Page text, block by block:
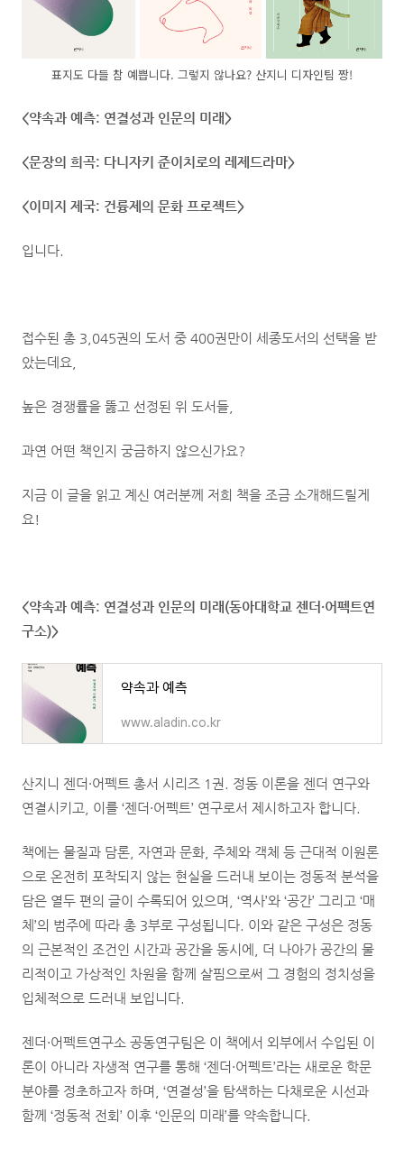
표지도 다들 참 예쁩니다. 그렇지 않나요? 산지니 디자인팀 짱!
<약속과 예측: 연결성과 인문의 미래>
<문장의 희곡: 다니자키 준이치로의 레제드라마>
<이미지 제국: 건륭제의 문화 프로젝트>
입니다.
접수된 총 3,045권의 도서 중 400권만이 세종도서의 선택을 받
았는데요,
높은 경쟁률을 뚫고 선정된 위 도서들,
과연 어떤 책인지 궁금하지 않으신가요?
지금 이 글을 읽고 계신 여러분께 저희 책을 조금 소개해드릴게
요!
<약속과 예측: 연결성과 인문의 미래(동아대학교 젠더·어펙트연
구소)>
약속과 예측
www.aladin.co.kr
산지니 젠더·어펙트 총서 시리즈 1권. 정동 이론을 젠더 연구와
연결시키고, 이를 ‘젠더·어펙트’ 연구로서 제시하고자 합니다.
책에는 물질과 담론, 자연과 문화, 주체와 객체 등 근대적 이원론
으로 온전히 포착되지 않는 현실을 드러내 보이는 정동적 분석을
담은 열두 편의 글이 수록되어 있으며, ‘역사’와 ‘공간’ 그리고 ‘매
체’의 범주에 따라 총 3부로 구성됩니다. 이와 같은 구성은 정동
의 근본적인 조건인 시간과 공간을 동시에, 더 나아가 공간의 물
리적이고 가상적인 차원을 함께 살핌으로써 그 경험의 정치성을
입체적으로 드러내 보입니다.
젠더·어펙트연구소 공동연구팀은 이 책에서 외부에서 수입된 이
론이 아니라 자생적 연구를 통해 ‘젠더·어펙트’라는 새로운 학문
분야를 정초하고자 하며, ‘연결성’을 탐색하는 다채로운 시선과
함께 ‘정동적 전회’ 이후 ‘인문의 미래’를 약속합니다.